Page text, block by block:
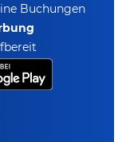
Buchungen